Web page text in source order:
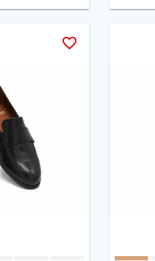
favorite_border